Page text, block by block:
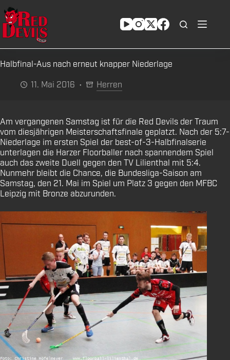
Zum
Inhalt
springen
Halbfinal-Aus nach erneut knapper Niederlage
11. Mai 2016
Herren
Am vergangenen Samstag ist für die Red Devils der Traum
vom diesjährigen Meisterschaftsfinale geplatzt. Nach der 5:7-
Niederlage im ersten Spiel der best-of-3-Halbfinalserie
unterlagen die Harzer Floorballer nach spannendem Spiel
auch das zweite Duell gegen den TV Lilienthal mit 5:4.
Nunmehr bleibt die Chance, die Bundesliga-Saison am
Samstag, den 21. Mai im Spiel um Platz 3 gegen den MFBC
Leipzig mit Bronze abzurunden.